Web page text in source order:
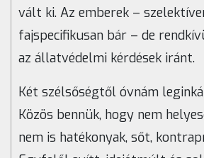
vált ki. Az emberek –
fajspecifikusan bár – de
az állatvédelmi kérdések iránt.
Két szélsőségtől óvnám
Közös bennük, hogy nem
nem is hatékonyak, sőt,